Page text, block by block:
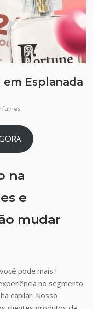
Esplanada
na
e
mudar
pode mais !
no segmento
capilar. Nosso